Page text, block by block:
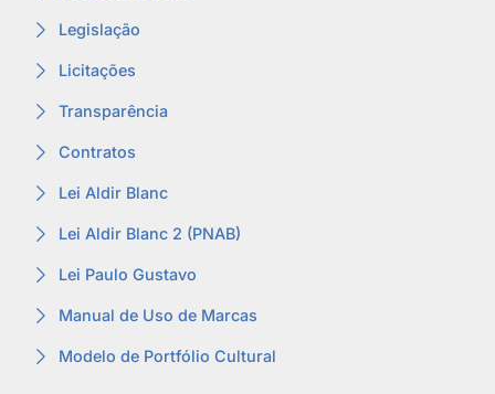
Legislação
Licitações
Transparência
Contratos
Lei Aldir Blanc
Lei Aldir Blanc 2 (PNAB)
Lei Paulo Gustavo
Manual de Uso de Marcas
Modelo de Portfólio Cultural